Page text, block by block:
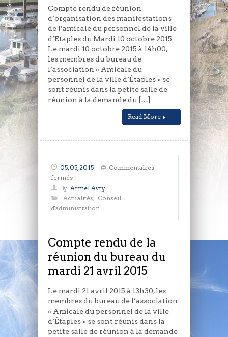
Compte rendu de réunion
d’organisation des manifestations
de l’amicale du personnel de la ville
d’Etaples du Mardi 10 octobre 2015
Le mardi 10 octobre 2015 à 14h00,
les membres du bureau de
l’association « Amicale du
personnel de la ville d’Étaples » se
sont réunis dans la petite salle de
réunion à la demande du […]
Read More
05, 05, 2015
Commentaires
ferméssur
Compte
rendu
de
la
bureau
du
mardi
avril
2015
By Armel Avry
Actualités, Conseil
d'administration
Compte rendu de la
réunion du bureau du
mardi 21 avril 2015
Le mardi 21 avril 2015 à 13h30, les
membres du bureau de l’association
« Amicale du personnel de la ville
d’Étaples » se sont réunis dans la
petite salle de réunion à la demande